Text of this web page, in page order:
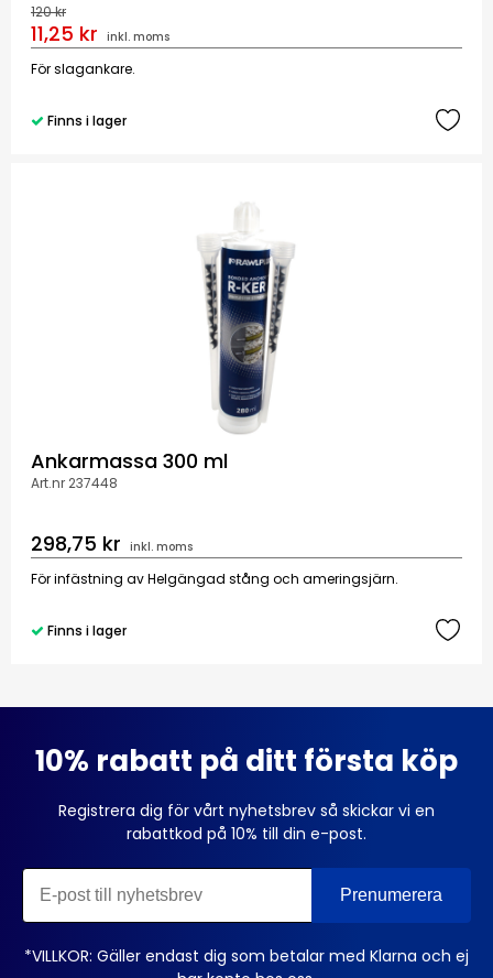
120 kr
11,25 kr inkl. moms
För slagankare.
Finns i lager
Ankarmassa 300 ml
Art.nr 237448
298,75 kr inkl. moms
För infästning av Helgängad stång och ameringsjärn.
Finns i lager
10% rabatt på ditt första köp
Registrera dig för vårt nyhetsbrev så skickar vi en
rabattkod på 10% till din e-post.
*VILLKOR: Gäller endast dig som betalar med Klarna och ej